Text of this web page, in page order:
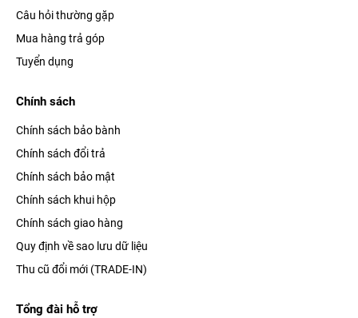
Ngoài ra, chiếc di động này còn có 3 phiên bản dung lượng bộ
nhớ làiPhone 12 Pro Max 128GB
vàiPhone 12 Pro Max 512GB
Màn hình giải trí Super Retina XDR OLED
chất lượng
Câu hỏi thường gặp
Mua hàng trả góp
Tuyển dụng
Chính sách
Chính sách bảo bành
Chính sách đổi trả
Chính sách bảo mật
Chính sách khui hộp
Chính sách giao hàng
Quy định về sao lưu dữ liệu
Thu cũ đổi mới (TRADE-IN)
Tổng đài hỗ trợ